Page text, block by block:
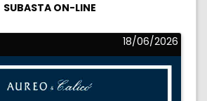
SUBASTA ON-LINE
18/06/2026